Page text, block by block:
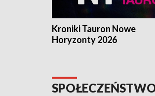
Kroniki Tauron Nowe
Horyzonty 2026